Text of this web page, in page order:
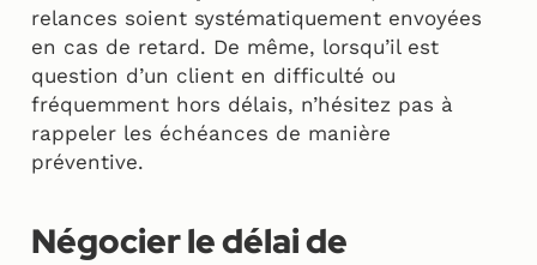
relances soient systématiquement envoyées
en cas de retard. De même, lorsqu’il est
question d’un client en difficulté ou
fréquemment hors délais, n’hésitez pas à
rappeler les échéances de manière
préventive.
Négocier le délai de